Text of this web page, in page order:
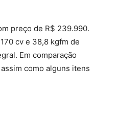
preço de R$ 239.990.
cv e 38,8 kgfm de
Em comparação
como alguns itens